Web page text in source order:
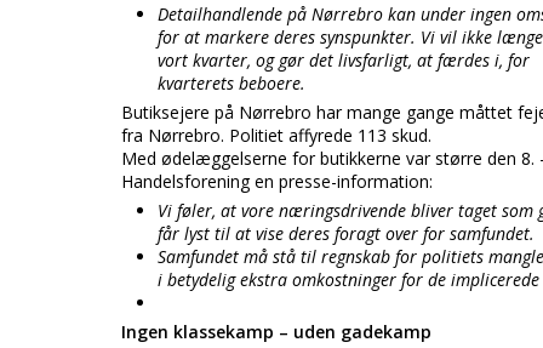
Detailhandlende på Nørrebro kan under ingen
for at markere deres synspunkter. Vi vil ikke
vort kvarter, og gør det livsfarligt, at færdes i, for
kvarterets beboere.
Butiksejere på Nørrebro har mange gange måttet
fra Nørrebro. Politiet affyrede 113 skud.
Med ødelæggelserne for butikkerne var større den
Handelsforening en presse-information:
Vi føler, at vore næringsdrivende bliver taget
får lyst til at vise deres foragt over for samfundet.
Samfundet må stå til regnskab for politiets
i betydelig ekstra omkostninger for de
Ingen klassekamp – uden gadekamp